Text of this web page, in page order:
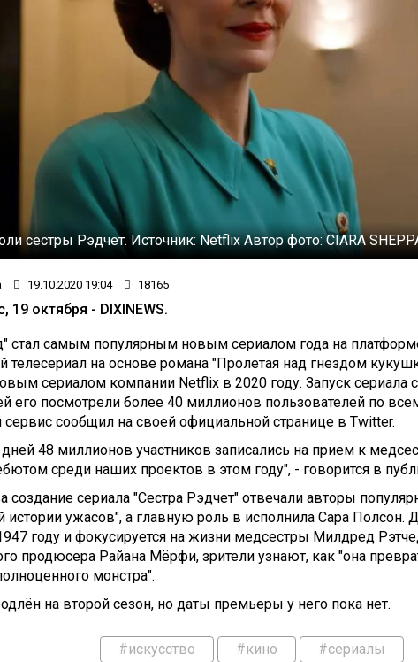
сестры Рэдчет. Источник:NetflixАвтор фото:CIARA
19.10.2020 19:04 18165
октября - DIXINEWS.
стал самым популярным новым сериалом года на
телесериал на основе романа "Пролетая над гнездом
сериалом компании Netflix в 2020 году. Запуск сериала
его посмотрели более 40 миллионов пользователей по
сообщил на своей официальной странице в Twitter.
48 миллионов участников записались на прием к
среди наших проектов в этом году", - говорится в
создание сериала "Сестра Рэдчет" отвечали авторы
истории ужасов", а главную роль в исполнила Сара Полсон.
году и фокусируется на жизни медсестры Милдред
продюсера Райана Мёрфи, зрители узнают, как "она
монстра".
на второй сезон, но даты премьеры у него пока нет.
#искусство #кино #сериалы